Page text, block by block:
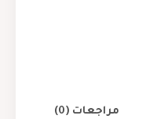
مراجعات (0)